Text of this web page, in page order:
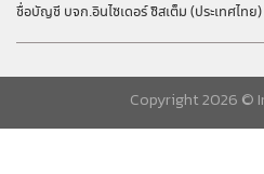
ชื่อบัญชี บจก.อินไซเดอร์ ซิสเต็ม (ประเทศไทย)
Copyright 2026 ©